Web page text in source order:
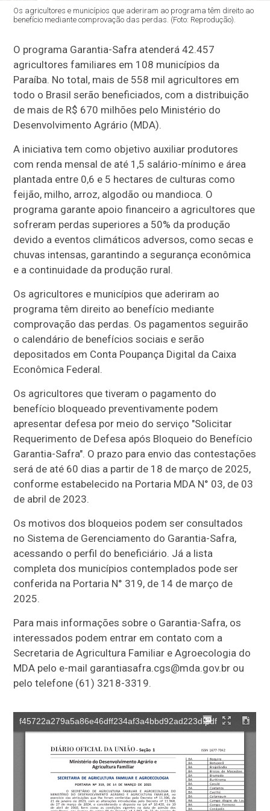
Os agricultores e municípios que aderiram ao programa têm direito ao
benefício mediante comprovação das perdas. (Foto: Reprodução).
O programa Garantia-Safra atenderá 42.457
agricultores familiares em 108 municípios da
Paraíba. No total, mais de 558 mil agricultores em
todo o Brasil serão beneficiados, com a distribuição
de mais de R$ 670 milhões pelo Ministério do
Desenvolvimento Agrário (MDA).
A iniciativa tem como objetivo auxiliar produtores
com renda mensal de até 1,5 salário-mínimo e área
plantada entre 0,6 e 5 hectares de culturas como
feijão, milho, arroz, algodão ou mandioca. O
programa garante apoio financeiro a agricultores que
sofreram perdas superiores a 50% da produção
devido a eventos climáticos adversos, como secas e
chuvas intensas, garantindo a segurança econômica
e a continuidade da produção rural.
Os agricultores e municípios que aderiram ao
programa têm direito ao benefício mediante
comprovação das perdas. Os pagamentos seguirão
o calendário de benefícios sociais e serão
depositados em Conta Poupança Digital da Caixa
Econômica Federal.
Os agricultores que tiveram o pagamento do
benefício bloqueado preventivamente podem
apresentar defesa por meio do serviço "Solicitar
Requerimento de Defesa após Bloqueio do Benefício
Garantia-Safra". O prazo para envio das contestações
será de até 60 dias a partir de 18 de março de 2025,
conforme estabelecido na Portaria MDA N° 03, de 03
de abril de 2023.
Os motivos dos bloqueios podem ser consultados
no Sistema de Gerenciamento do Garantia-Safra,
acessando o perfil do beneficiário. Já a lista
completa dos municípios contemplados pode ser
conferida na Portaria N° 319, de 14 de março de
2025.
Para mais informações sobre o Garantia-Safra, os
interessados podem entrar em contato com a
Secretaria de Agricultura Familiar e Agroecologia do
MDA pelo e-mail garantiasafra.cgs@mda.gov.br ou
pelo telefone (61) 3218-3319.